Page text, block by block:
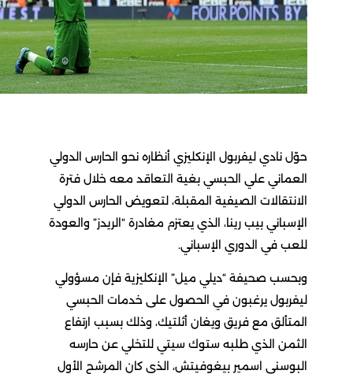
حوّل نادي ليفربول الإنكليزي أنظاره نحو الحارس الدولي
العماني علي الحبسي بغية التعاقد معه خلال فترة
الانتقالات الصيفية المقبلة، لتعويض الحارس الدولي
الإسباني بيب رينا، الذي يعتزم مغادرة “الريدز” والعودة
للعب في الدوري الإسباني.
وبحسب صحيفة “ديلي ميل” الإنكليزية فإن مسؤولي
ليفربول يرغبون في الحصول على خدمات الحبسي
المتألق مع فريق ويغان أثلتيك، وذلك بسبب ارتفاع
الثمن الذي طلبه ستوك سيتي للتخلي عن حارسه
البوسني اسمير بيغوفيتش، الذي كان المرشح الأول